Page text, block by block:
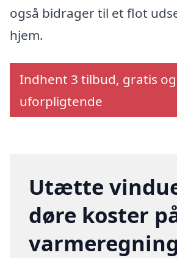
også bidrager til et flot
hjem.
Indhent 3 tilbud, gratis og
uforpligtende
Utætte
døre koster